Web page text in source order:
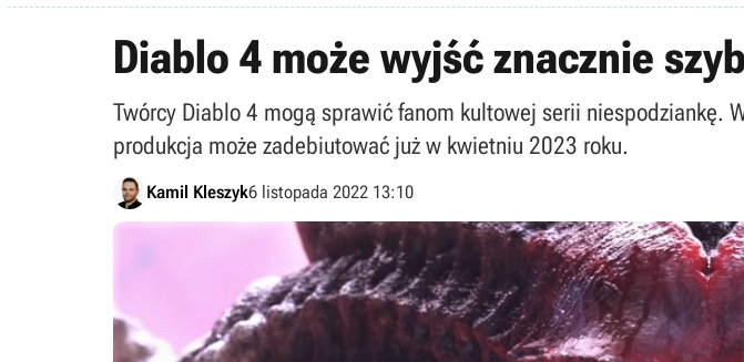
Diablo 4 może wyjść znacznie
Twórcy Diablo 4 mogą sprawić fanom kultowej serii niespodziankę.
produkcja może zadebiutować już w kwietniu 2023 roku.
Kamil Kleszyk6 listopada 2022 13:10